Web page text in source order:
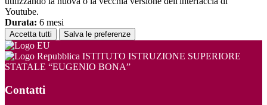
Youtube.
Durata: 6 mesi
Accetta tutti Salva le preferenze
ISTITUTO ISTRUZIONE SUPERIORE
STATALE “EUGENIO BONA”
Contatti